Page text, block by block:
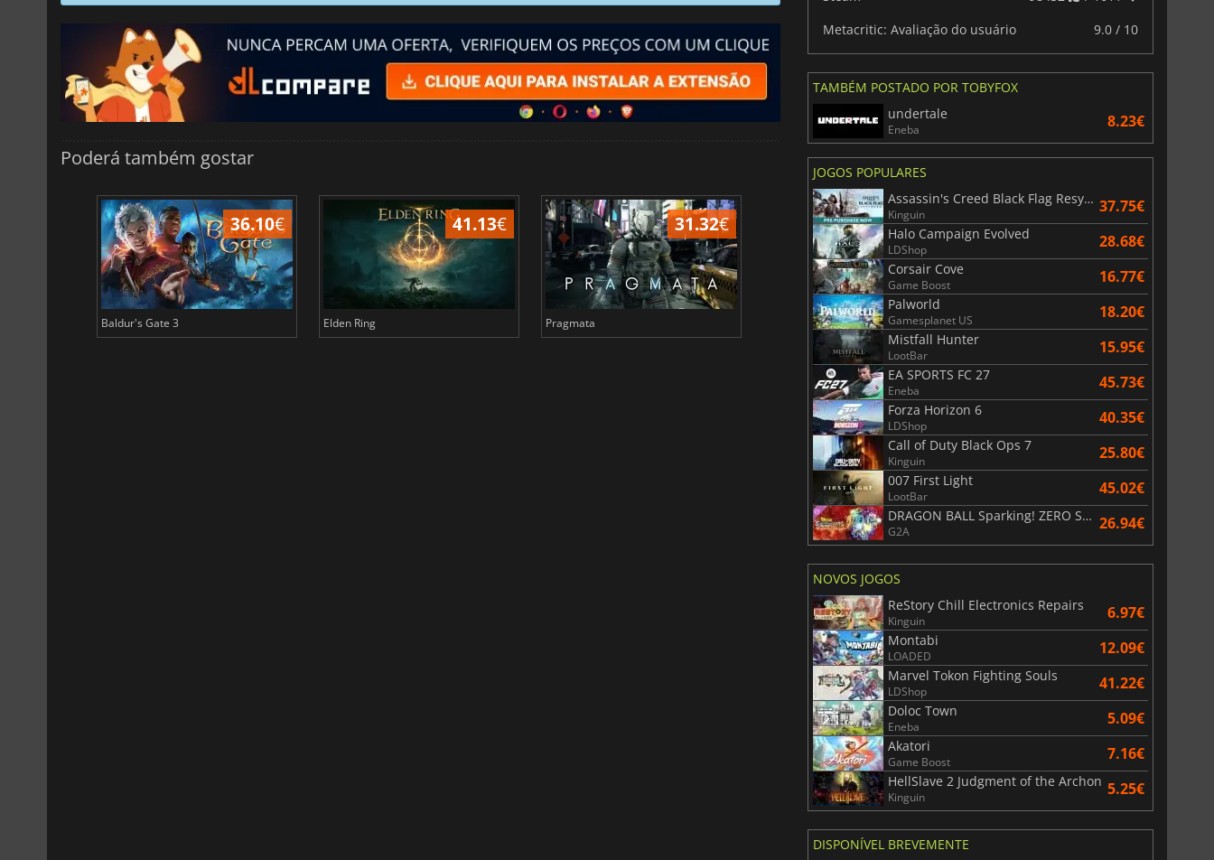
Poderá também gostar
36.10€
Baldur's Gate 3
41.13€
Elden Ring
31.32€
Pragmata
6.75€
Total War WARHAMMER 3
15.48
Metacritic: Avaliação do usuário
9.0 / 10
TAMBÉM POSTADO POR TOBYFOX
undertale
Eneba 8.23€
JOGOS POPULARES
Assassin's Creed Black Flag Resynced
Kinguin 37.75€
Halo Campaign Evolved
LDShop 28.68€
Corsair Cove
Game Boost 16.77€
Palworld
Gamesplanet US 18.20€
Mistfall Hunter
LootBar 15.95€
EA SPORTS FC 27
Eneba 45.73€
Forza Horizon 6
LDShop 40.35€
Call of Duty Black Ops 7
Kinguin 25.80€
007 First Light
LootBar 45.02€
DRAGON BALL Sparking! ZERO Super Limit Breaking NEO
G2A 26.94€
NOVOS JOGOS
ReStory Chill Electronics Repairs
Kinguin 6.97€
Montabi
LOADED 12.09€
Marvel Tokon Fighting Souls
LDShop 41.22€
Doloc Town
Eneba 5.09€
Akatori
Game Boost 7.16€
HellSlave 2 Judgment of the Archon
Kinguin 5.25€
DISPONÍVEL BREVEMENTE